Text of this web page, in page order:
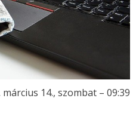
március 14., szombat – 09:39